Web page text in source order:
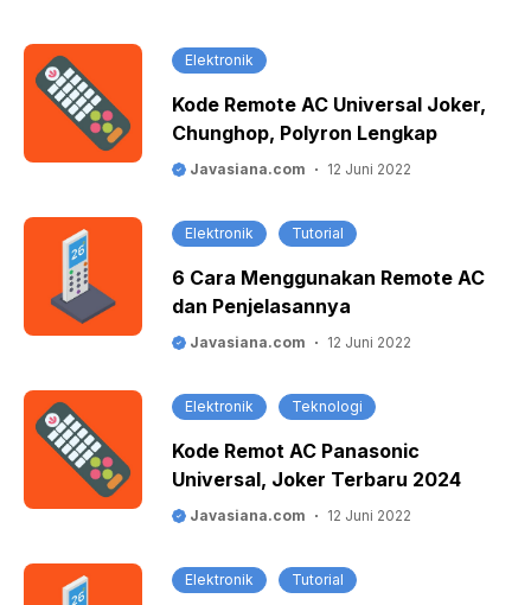
Elektronik
Kode Remote AC Universal Joker,
Chunghop, Polyron Lengkap
Javasiana.com 12 Juni 2022
Elektronik Tutorial
6 Cara Menggunakan Remote AC
dan Penjelasannya
Javasiana.com 12 Juni 2022
Elektronik Teknologi
Kode Remot AC Panasonic
Universal, Joker Terbaru 2024
Javasiana.com 12 Juni 2022
Elektronik Tutorial